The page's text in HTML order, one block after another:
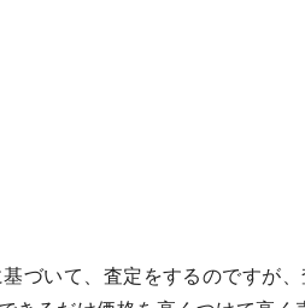
づいて、査定をするのですが